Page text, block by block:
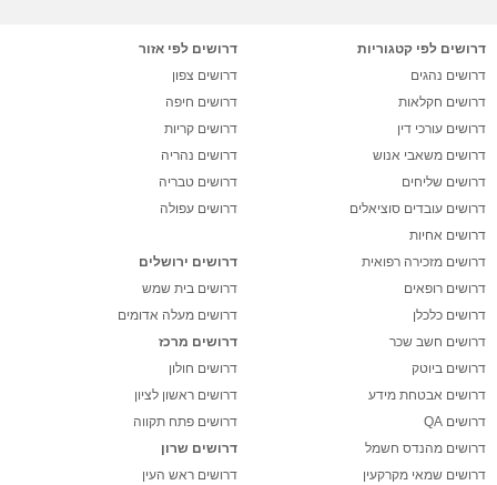
דרושים לפי קטגוריות
דרושים נהגים
דרושים חקלאות
דרושים עורכי דין
דרושים משאבי אנוש
דרושים שליחים
דרושים עובדים סוציאלים
דרושים אחיות
דרושים מזכירה רפואית
דרושים רופאים
דרושים כלכלן
דרושים חשב שכר
דרושים ביוטק
דרושים אבטחת מידע
דרושים QA
דרושים מהנדס חשמל
דרושים שמאי מקרקעין
דרושים לפי אזור
דרושים צפון
דרושים חיפה
דרושים קריות
דרושים נהריה
דרושים טבריה
דרושים עפולה
דרושים ירושלים
דרושים בית שמש
דרושים מעלה אדומים
דרושים מרכז
דרושים חולון
דרושים ראשון לציון
דרושים פתח תקווה
דרושים שרון
דרושים ראש העין